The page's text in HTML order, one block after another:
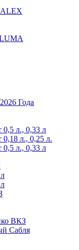
Года
0,5 л., 0,33 л
0,18 л., 0,25 л.
0,5 л., 0,33 л
ВКЗ
Сабля